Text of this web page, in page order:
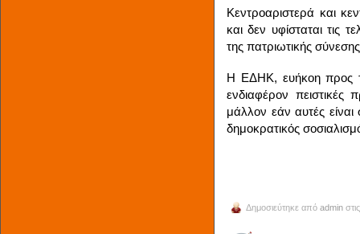
Κεντροαριστερά και
και δεν υφίσταται τις
της πατριωτικής
Η ΕΔΗΚ, ευήκοη προς
ενδιαφέρον
μάλλον εάν αυτές είναι
δημοκρατικός
Δημοσιεύτηκε από admin